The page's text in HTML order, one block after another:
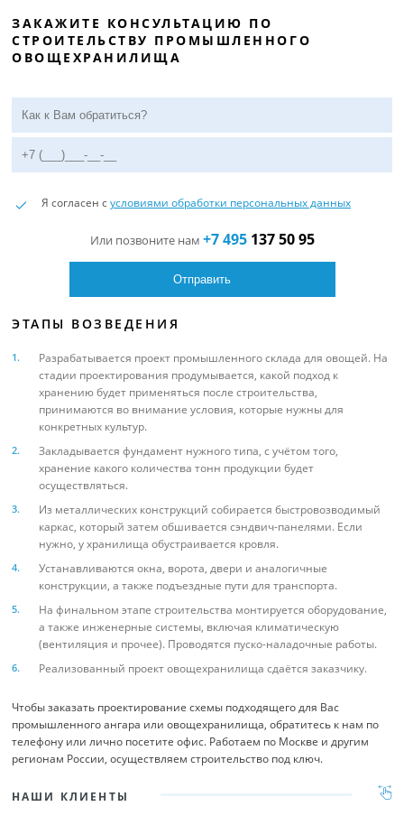
ЗАКАЖИТЕ КОНСУЛЬТАЦИЮ ПО
СТРОИТЕЛЬСТВУ ПРОМЫШЛЕННОГО
ОВОЩЕХРАНИЛИЩА
Я согласен сусловиями обработки персональных данных
Или позвоните нам +7 495137 50 95
ЭТАПЫ ВОЗВЕДЕНИЯ
Разрабатывается проект промышленного склада для овощей. На
стадии проектирования продумывается, какой подход к
хранению будет применяться после строительства,
принимаются во внимание условия, которые нужны для
конкретных культур.
Закладывается фундамент нужного типа, с учётом того,
хранение какого количества тонн продукции будет
осуществляться.
Из металлических конструкций собирается быстровозводимый
каркас, который затем обшивается сэндвич-панелями. Если
нужно, у хранилища обустраивается кровля.
Устанавливаются окна, ворота, двери и аналогичные
конструкции, а также подъездные пути для транспорта.
На финальном этапе строительства монтируется оборудование,
а также инженерные системы, включая климатическую
(вентиляция и прочее). Проводятся пуско-наладочные работы.
Реализованный проект овощехранилища сдаётся заказчику.
Чтобы заказать проектирование схемы подходящего для Вас
промышленного ангара или овощехранилища, обратитесь к нам по
телефону или лично посетите офис. Работаем по Москве и другим
регионам России, осуществляем строительство под ключ.
НАШИ КЛИЕНТЫ